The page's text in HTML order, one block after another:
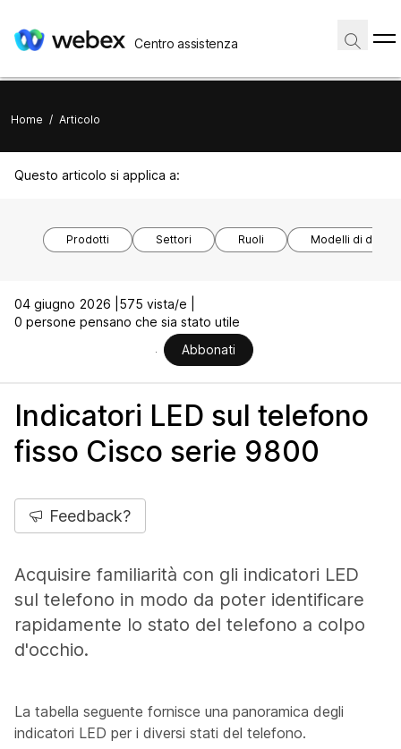
Centro assistenza
Home / Articolo
Questo articolo si applica a:
Prodotti Settori Ruoli Modelli di
04 giugno 2026 | 575 vista/e |
0 persone pensano che sia stato utile
Abbonati
Indicatori LED sul telefono
fisso Cisco serie 9800
Feedback?
Acquisire familiarità con gli indicatori LED
sul telefono in modo da poter identificare
rapidamente lo stato del telefono a colpo
d'occhio.
La tabella seguente fornisce una panoramica degli
indicatori LED per i diversi stati del telefono.